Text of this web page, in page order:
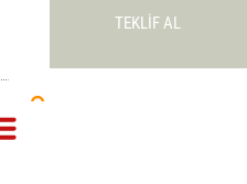
TEKLIF AL
Teklif Al